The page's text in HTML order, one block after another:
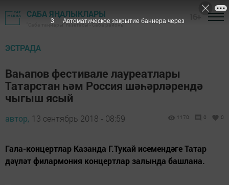
САБА ЯҢАЛЫКЛАРЫ
"Саба таңнары" газетасы - Саба районы
ЭСТРАДА
Ваһапов фестивале лауреатлары
Татарстан һәм Россия шәһәрләрендә
чыгыш ясый
автор, 13 сентябрь 2018 - 08:59 1170 0 0
Гала-концертлар Казанда Г.Тукай исемендәге Татар
дәүләт филармония концертлар залында башлана.
2 Автоматическое закрытие баннера через